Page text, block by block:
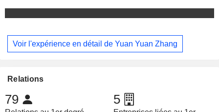
Voir l'expérience en détail de Yuan Yuan Zhang
Relations
79 5